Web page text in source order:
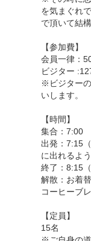
を気まぐれ
で頂いて結構
【参加費】
会員一律：
ビジター
※ビジター
いします。
【時間】
集合：7:00
出発：7:15
に出れるよ
終了：8:15
解散：お着
コーヒーブ
【定員】
15名